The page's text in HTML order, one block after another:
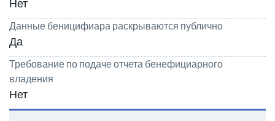
Нет
Данные беницифиара раскрываются публично
Да
Требование по подаче отчета бенефициарного
владения
Нет